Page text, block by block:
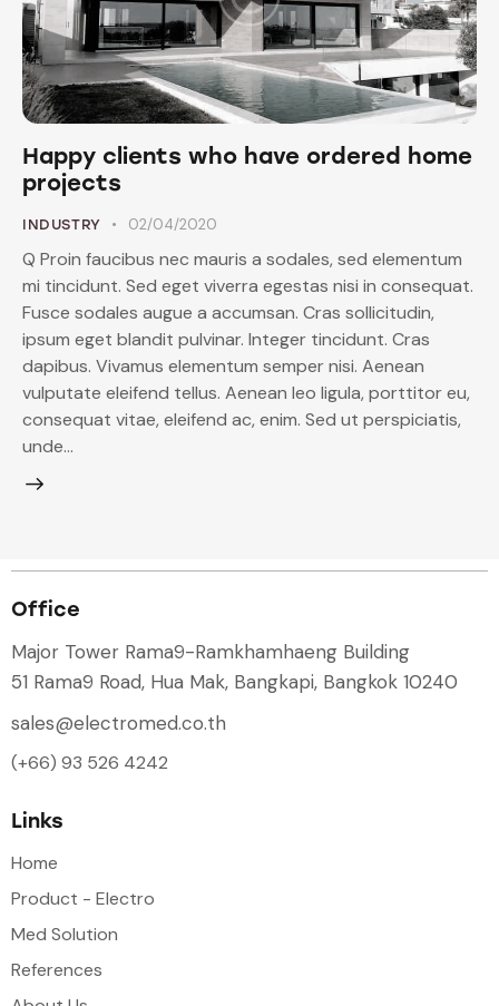
Happy clients who have ordered home
projects
INDUSTRY 02/04/2020
Q Proin faucibus nec mauris a sodales, sed elementum
mi tincidunt. Sed eget viverra egestas nisi in consequat.
Fusce sodales augue a accumsan. Cras sollicitudin,
ipsum eget blandit pulvinar. Integer tincidunt. Cras
dapibus. Vivamus elementum semper nisi. Aenean
vulputate eleifend tellus. Aenean leo ligula, porttitor eu,
consequat vitae, eleifend ac, enim. Sed ut perspiciatis,
unde…
Office
Major Tower Rama9-Ramkhamhaeng Building
51 Rama9 Road, Hua Mak, Bangkapi, Bangkok 10240
sales@electromed.co.th
(+66) 93 526 4242
Links
Home
Product - Electro
Med Solution
References